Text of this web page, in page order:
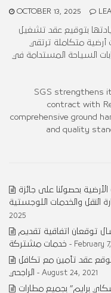
OCTOBER 13, 2025
بتوقيع عقد تشغيل
أرضية متكاملة ترتقي
السياحة المستدامة في
SGS strengthens
contract with
comprehensive ground
and quality
بحصولنا على جائزة
2025
توقعان اتفاقية تقديم
خدمات مشتركة - February
عقد تأمين مع تكافل
الراجحي
- August 24, 2021
برايم” بجميع مطارات